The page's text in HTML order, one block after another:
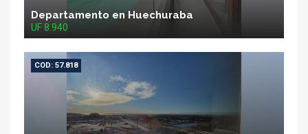
Departamento en Huechuraba
UF 8.940
COD: 57.818